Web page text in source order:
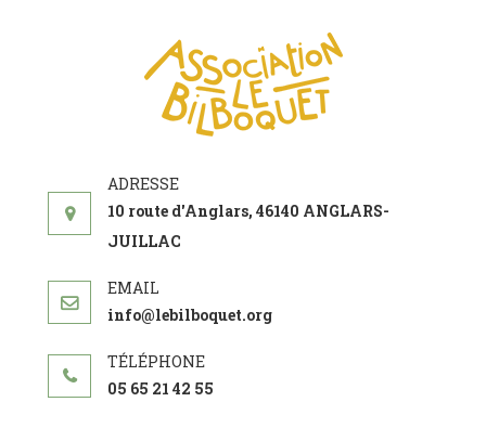
10 route d'Anglars, 46140 ANGLARS-
JUILLAC
info@lebilboquet.org
05 65 21 42 55